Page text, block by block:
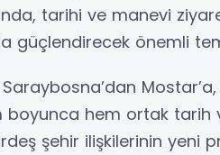
tarihi ve manevi
güçlendirecek önemli
Saraybosna’dan
hem ortak tarih
şehir ilişkilerinin